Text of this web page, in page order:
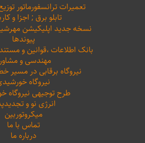
تعمیرات ترانسفورماتور
تابلو برق ; اجزا و
نسخه جدید اپلیکیشن مهرشید
پیوندها
بانک اطلاعات ،‌قوانین و
مهندسی و
نیروگاه برقابی در مسیر
نیروگاه
طرح توجیهی نیروگاه
انرژی نو و
میکروتوربین
تماس با ما
درباره ما